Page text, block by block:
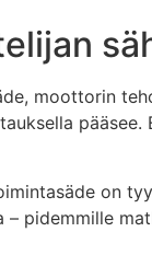
moottorin
on
pidemmille